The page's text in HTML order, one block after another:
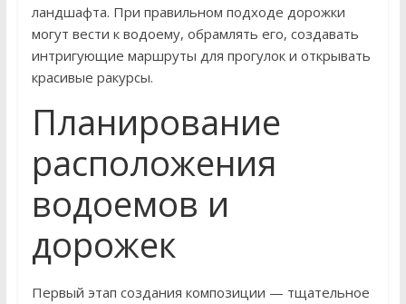
ландшафта. При правильном подходе дорожки
могут вести к водоему, обрамлять его, создавать
интригующие маршруты для прогулок и открывать
красивые ракурсы.
Планирование
расположения
водоемов и
дорожек
Первый этап создания композиции — тщательное